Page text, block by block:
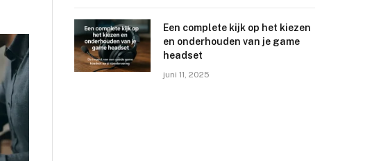
Een complete kijk op het kiezen
en onderhouden van je game
headset
juni 11, 2025